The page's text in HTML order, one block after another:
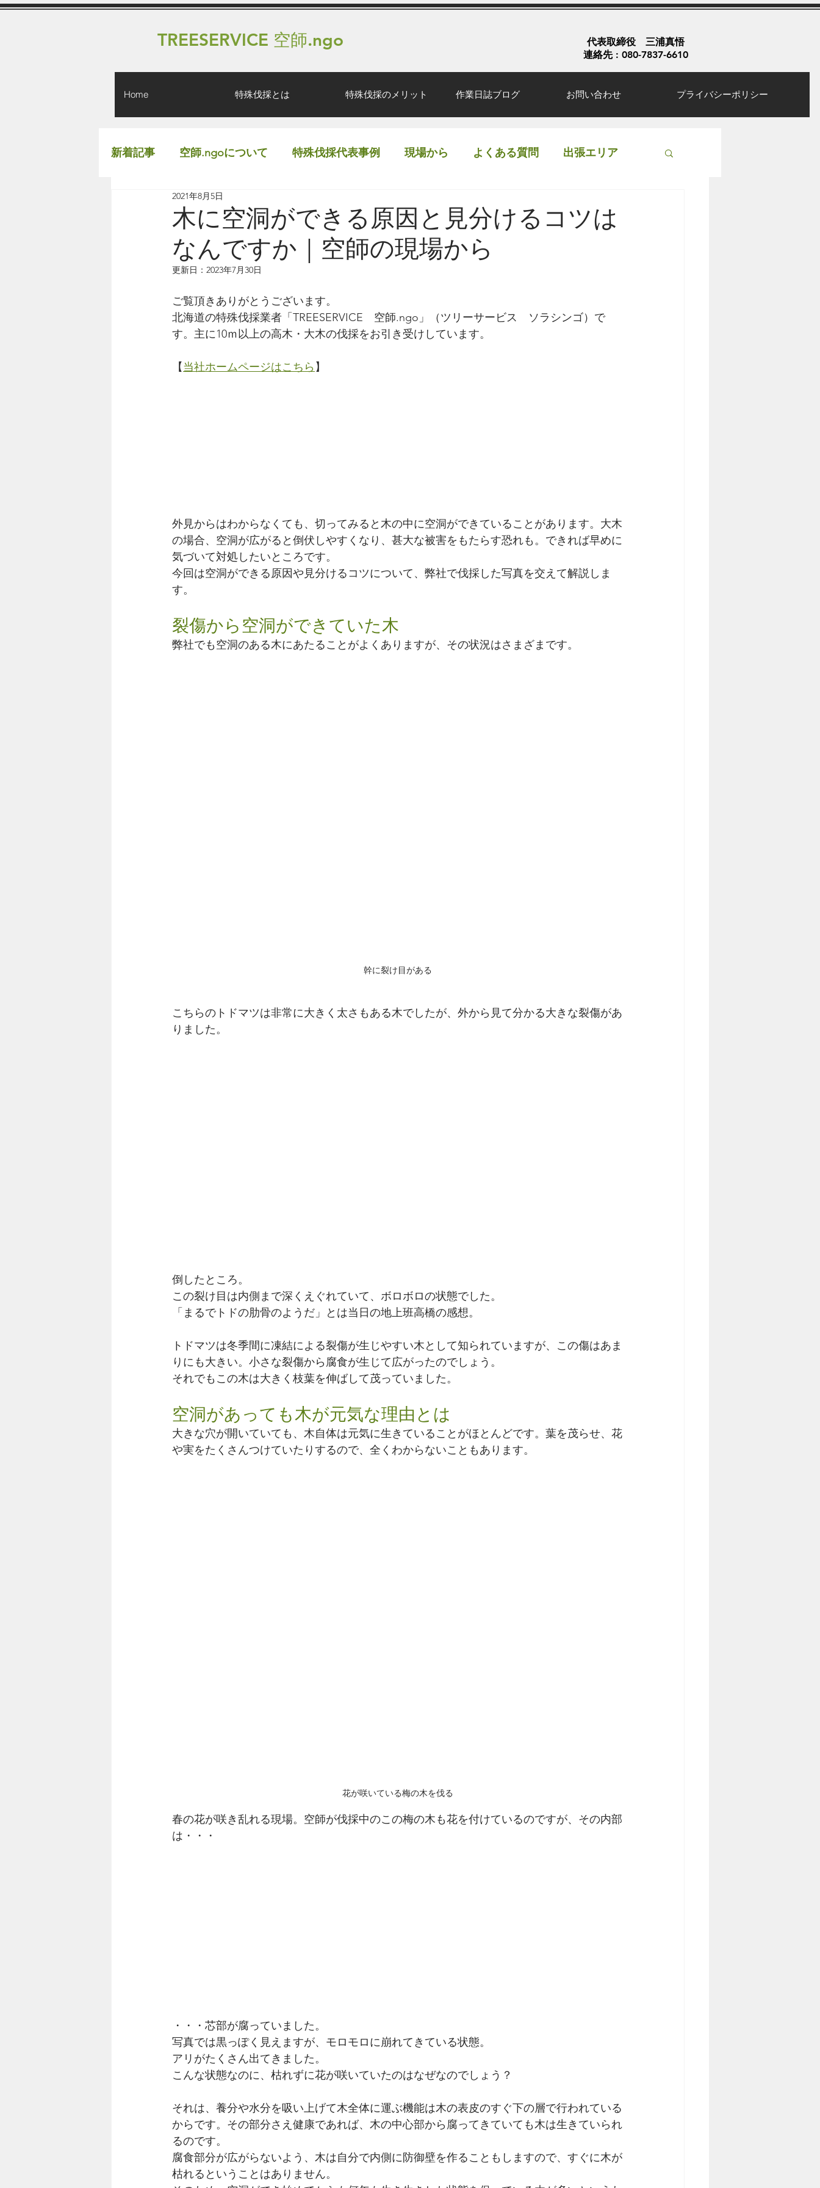
TREESERVICE 空師.ngo
代表取締役 三浦真悟
連絡先 : 080-7837-6610
Home 特殊伐採とは 特殊伐採のメリット 作業日誌ブログ お問い合わせ プライバシーポリシー
新着記事 空師.ngoについて 特殊伐採代表事例 現場から よくある質問 出張エリア
木に空洞ができる原因と見分けるコツは
なんですか｜空師の現場から
2021年8月5日
更新日： 2023年7月30日
ご覧頂きありがとうございます。
北海道の特殊伐採業者「TREESERVICE　空師.ngo」（ツリーサービス　ソラシンゴ）で
す。主に10ｍ以上の高木・大木の伐採をお引き受けしています。
【当社ホームページはこちら 】
外見からはわからなくても、切ってみると木の中に空洞ができていることがあります。大木
の場合、空洞が広がると倒伏しやすくなり、甚大な被害をもたらす恐れも。できれば早めに
気づいて対処したいところです。
今回は空洞ができる原因や見分けるコツについて、弊社で伐採した写真を交えて解説しま
す。
裂傷から空洞ができていた木
弊社でも空洞のある木にあたることがよくありますが、その状況はさまざまです。
幹に裂け目がある
こちらのトドマツは非常に大きく太さもある木でしたが、外から見て分かる大きな裂傷があ
りました。
倒したところ。
この裂け目は内側まで深くえぐれていて、ボロボロの状態でした。
「まるでトドの肋骨のようだ」とは当日の地上班高橋の感想。
トドマツは冬季間に凍結による裂傷が生じやすい木として知られていますが、この傷はあま
りにも大きい。小さな裂傷から腐食が生じて広がったのでしょう。
それでもこの木は大きく枝葉を伸ばして茂っていました。
空洞があっても木が元気な理由とは
大きな穴が開いていても、木自体は元気に生きていることがほとんどです。葉を茂らせ、花
や実をたくさんつけていたりするので、全くわからないこともあります。
花が咲いている梅の木を伐る
春の花が咲き乱れる現場。空師が伐採中のこの梅の木も花を付けているのですが、その内部
は・・・
・・・芯部が腐っていました。
写真では黒っぽく見えますが、モロモロに崩れてきている状態。
アリがたくさん出てきました。
こんな状態なのに、枯れずに花が咲いていたのはなぜなのでしょう？
それは、養分や水分を吸い上げて木全体に運ぶ機能は木の表皮のすぐ下の層で行われている
からです。その部分さえ健康であれば、木の中心部から腐ってきていても木は生きていられ
るのです。
腐食部分が広がらないよう、木は自分で内側に防御壁を作ることもしますので、すぐに木が
枯れるということはありません。